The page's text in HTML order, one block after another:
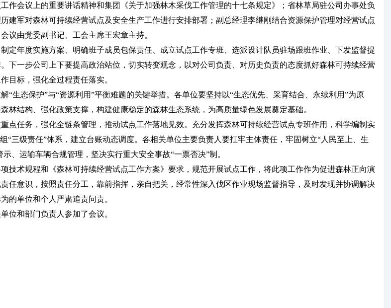
会议上的重要讲话精神和集团《关于加强林木采伐工作管理的十七条规定》；省林草局驻公司办事处负
建军对森林可持续经营试点及安全生产工作进行安排部署；副总经理李继刚结合资源保护管理对经营试点
议由党委副书记、工会主席王宏章主持。
年度实施方案、明确班子成员包保责任、成立试点工作专班、选派设计队员驻场跟班作业、下发监督提
下一步公司上下要提高政治站位，切实转变观念，以对公司负责、对历史负责的态度抓好森林可持续经营
目标，强化全过程责任落实。
态保护”与“资源利用”平衡难题的关键举措。各单位要坚持以“生态优先、采育结合、永续利用”为原
结构、强化政策支撑，构建健康稳定的森林生态系统，为高质量绿色发展奠定基础。
任务，强化全链条管理，推动试点工作落地见效。充分发挥森林可持续经营试点专班作用，科学编制实
三级责任”体系，建立台账动态调度。各相关单位主要负责人要扛牢主体责任，牢固树立“人民至上、生
、运输车辆合规管理，坚决实行重大安全事故“一票否决”制。
术规程和《森林可持续经营试点工作方案》要求，规范开展试点工作，将此项工作作为促进森林正向演
任意识，按照责任分工，靠前指挥，亲自把关，经常性深入伐区作业现场监督指导，及时发现并协调解决
的单位和个人严肃追责问责。
和部门负责人参加了会议。